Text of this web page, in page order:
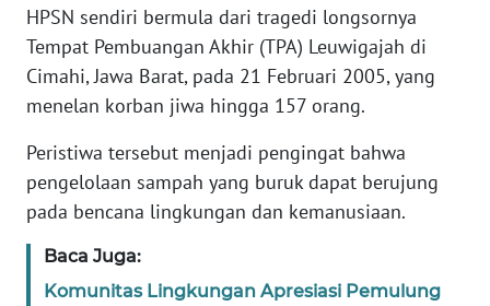
HPSN sendiri bermula dari tragedi longsornya
Tempat Pembuangan Akhir (TPA) Leuwigajah di
Cimahi, Jawa Barat, pada 21 Februari 2005, yang
menelan korban jiwa hingga 157 orang.
Peristiwa tersebut menjadi pengingat bahwa
pengelolaan sampah yang buruk dapat berujung
pada bencana lingkungan dan kemanusiaan.
Baca Juga:
Komunitas Lingkungan Apresiasi Pemulung
WN
KEPRI
PAPUA
WN
BARAT